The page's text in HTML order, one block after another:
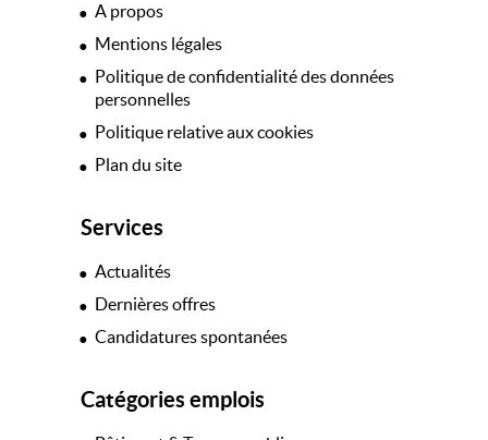
A propos
Mentions légales
Politique de confidentialité des données
personnelles
Politique relative aux cookies
Plan du site
Services
Actualités
Dernières offres
Candidatures spontanées
Catégories emplois